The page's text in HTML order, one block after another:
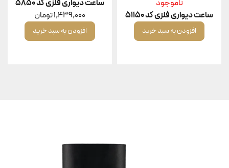
ناموجود
ساعت دیواری فلزی کد ۵۱۱۵۰
افزودن به سبد خرید
ساعت دیواری فلزی کد ۵۸۵۰
1,439,000تومان
افزودن به سبد خرید